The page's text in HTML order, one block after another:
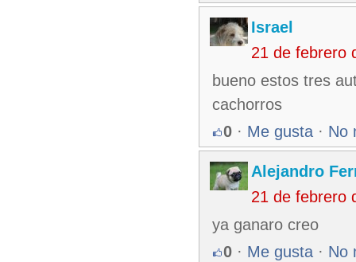
Israel
21 de febrero
bueno estos tres
cachorros
0 · Me gusta · No
Alejandro
21 de febrero
ya ganaro creo
0 · Me gusta · No